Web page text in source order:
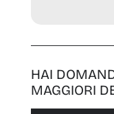
HAI
MAGGIORI